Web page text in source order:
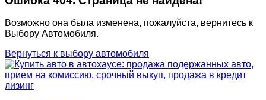
Возможно она была изменена, пожалуйста, вернитесь к
Выбору Автомобиля.
Вернуться к выбору автомобиля